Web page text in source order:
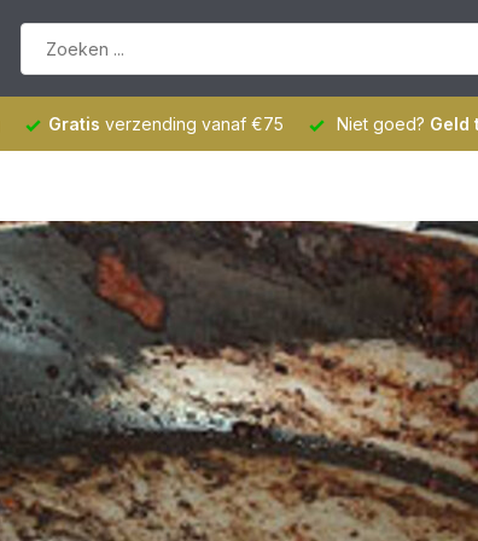
Gratis verzending vanaf €75 Niet goed? Geld